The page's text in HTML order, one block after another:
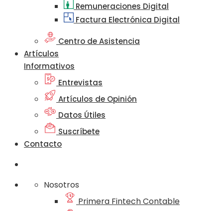
Remuneraciones Digital
Factura Electrónica Digital
Centro de Asistencia
Artículos
Informativos
Entrevistas
Artículos de Opinión
Datos Útiles
Suscríbete
Contacto
Nosotros
Primera Fintech Contable